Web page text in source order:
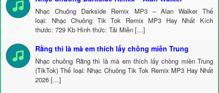
Nhạc Chuông Darkside Remix MP3 – Alan Walker Thể
loại: Nhạc Chuông Tik Tok Remix MP3 Hay Nhất Kích
thước: 729 Kb Hình thức: Tải Miễn […]
Rằng thì là mà em thích lấy chồng miền Trung
Nhạc chuông Rằng thì là mà em thích lấy chồng miền Trung
(TikTok) Thể loại: Nhạc Chuông Tik Tok Remix MP3 Hay Nhất
2026 […]